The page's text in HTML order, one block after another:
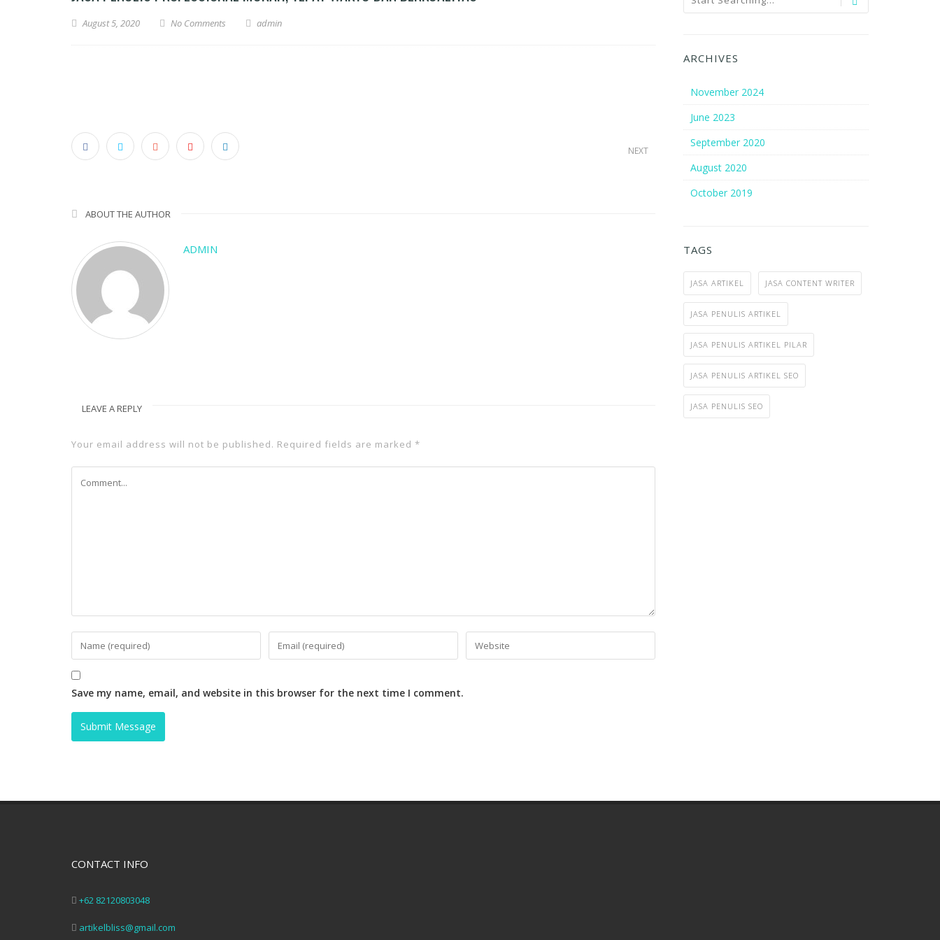
August 5, 2020 No Comments admin
NEXT
ABOUT THE AUTHOR
ADMIN
LEAVE A REPLY
Your email address will not be published. Required fields are marked *
Save my name, email, and website in this browser for the next time I comment.
ARCHIVES
November 2024
June 2023
September 2020
August 2020
October 2019
TAGS
JASA ARTIKEL JASA CONTENT WRITER
JASA PENULIS ARTIKEL
JASA PENULIS ARTIKEL PILAR
JASA PENULIS ARTIKEL SEO
JASA PENULIS SEO
CONTACT INFO
+62 82120803048
artikelbliss@gmail.com